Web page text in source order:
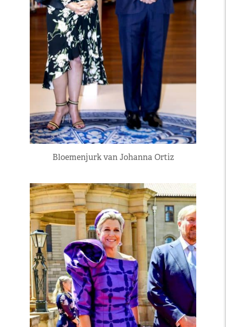
Bloemenjurk van Johanna Ortiz